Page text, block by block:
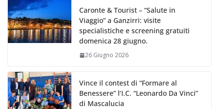
Caronte & Tourist – “Salute in
Viaggio” a Ganzirri: visite
specialistiche e screening gratuiti
domenica 28 giugno.
26 Giugno 2026
Vince il contest di “Formare al
Benessere” l’I.C. “Leonardo Da Vinci”
di Mascalucia